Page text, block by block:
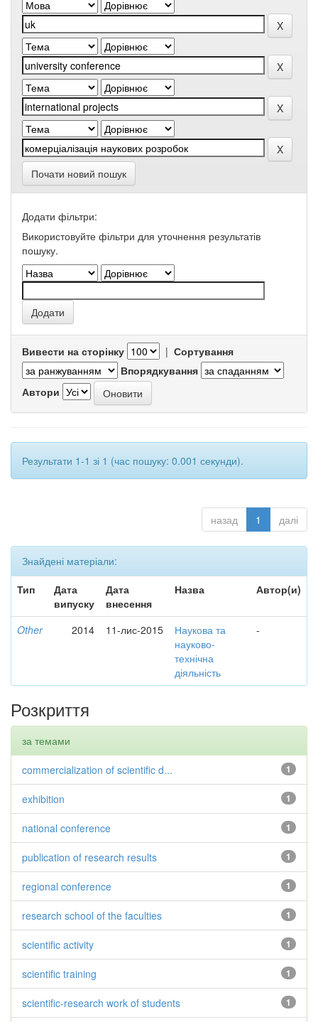
Почати новий пошук
Додати фільтри:
Використовуйте фільтри для уточнення результатів
пошуку.
Вивести на сторінку | Сортування
Впорядкування
Автори
Результати 1-1 зі 1 (час пошуку: 0.001 секунди).
назад 1 далі
Знайдені матеріали:
Тип
Дата
випуску
Дата
внесення
Назва Автор(и)
Other 2014 11-лис-2015
Наукова та
науково-
технічна
діяльність
-
Розкриття
за темами
1
commercialization of scientific d...
1
exhibition
1
national conference
1
publication of research results
1
regional conference
1
research school of the faculties
1
scientific activity
1
scientific training
1
scientific-research work of students